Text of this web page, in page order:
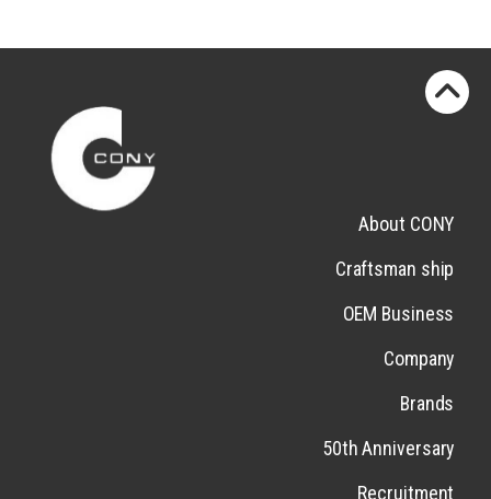
About CONY
Craftsman ship
OEM Business
Company
Brands
50th Anniversary
Recruitment